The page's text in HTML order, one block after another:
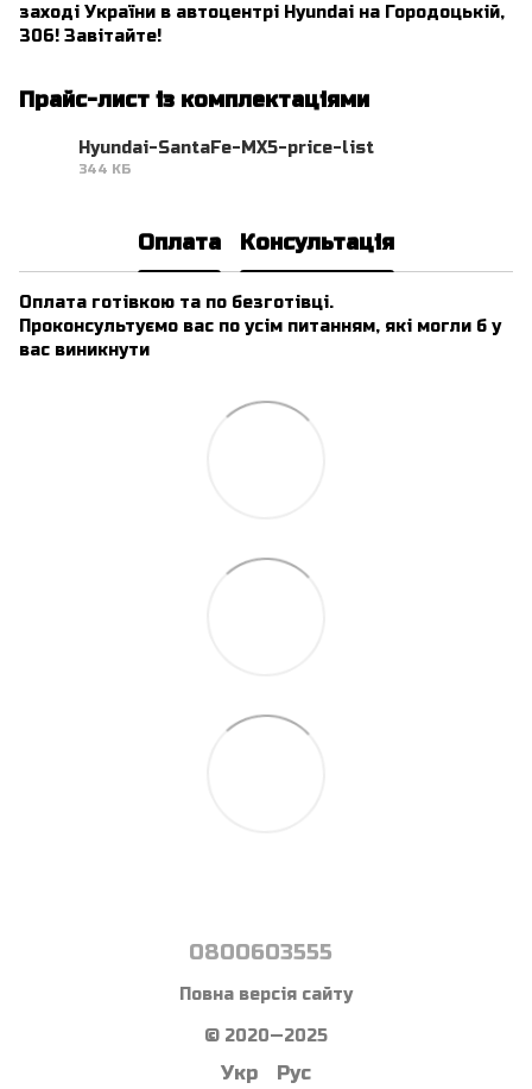
заході України в автоцентрі Hyundai на Городоцькій,
306! Завітайте!
Прайс-лист із комплектаціями
Hyundai-SantaFe-MX5-price-list
344 КБ
Оплата Консультація
Оплата готівкою та по безготівці.
Проконсультуємо вас по усім питанням, які могли б у
вас виникнути
0800603555
Повна версія сайту
© 2020—2025
Укр Рус